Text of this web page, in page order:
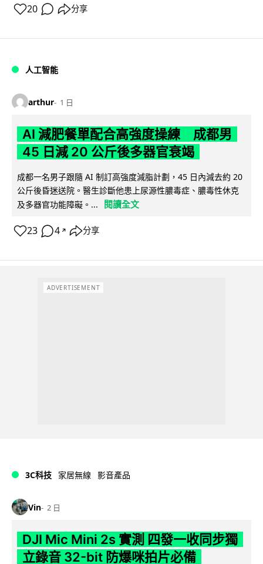
20 分享
人工智能
arthur 1 日
AI 減肥餐單配合高強度操練 成都男
45 日減 20 公斤後多器官衰竭
成都一名男子跟隨 AI 制訂高強度減脂計劃，45 日內減去約 20
公斤後昏迷送院。醫生診斷他患上尿源性膿毒症、膿毒性休克
及多器官功能障礙。...
閱讀全文
23 4 ↗ 分享
ADVERTISEMENT
3C科技 家居無線 影音產品
Vin 2 日
DJI Mic Mini 2s 實測 四發一收同步獨
立錄音 32-bit 防爆咪拍片必備